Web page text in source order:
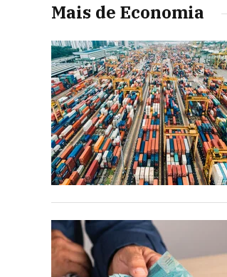
Mais de Economia